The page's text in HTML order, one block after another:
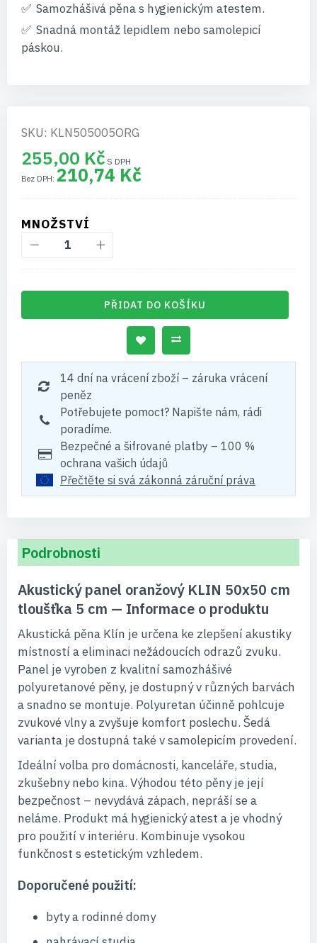
Samozhášivá pěna s hygienickým atestem.
Snadná montáž lepidlem nebo samolepicí
páskou.
SKU: KLN505005ORG
255,00 Kč
210,74 Kč
MNOŽSTVÍ
PŘIDAT DO KOŠÍKU
14 dní na vrácení zboží – záruka vrácení
peněz
Potřebujete pomoct? Napište nám, rádi
poradíme.
Bezpečné a šifrované platby – 100 %
ochrana vašich údajů
Přečtěte si svá zákonná záruční práva
Podrobnosti
Akustický panel oranžový KLIN 50x50 cm
tloušťka 5 cm — Informace o produktu
Akustická pěna Klín je určena ke zlepšení akustiky
místností a eliminaci nežádoucích odrazů zvuku.
Panel je vyroben z kvalitní samozhášivé
polyuretanové pěny, je dostupný v různých barvách
a snadno se montuje. Polyuretan účinně pohlcuje
zvukové vlny a zvyšuje komfort poslechu. Šedá
varianta je dostupná také v samolepicím provedení.
Ideální volba pro domácnosti, kanceláře, studia,
zkušebny nebo kina. Výhodou této pěny je její
bezpečnost – nevydává zápach, nepráší se a
neláme. Produkt má hygienický atest a je vhodný
pro použití v interiéru. Kombinuje vysokou
funkčnost s estetickým vzhledem.
Doporučené použití:
byty a rodinné domy